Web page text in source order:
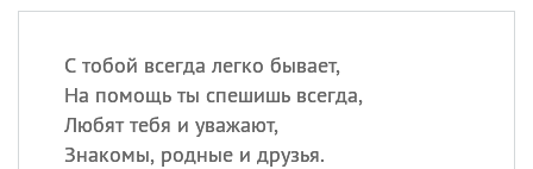
С тобой всегда легко бывает,
На помощь ты спешишь всегда,
Любят тебя и уважают,
Знакомы, родные и друзья.